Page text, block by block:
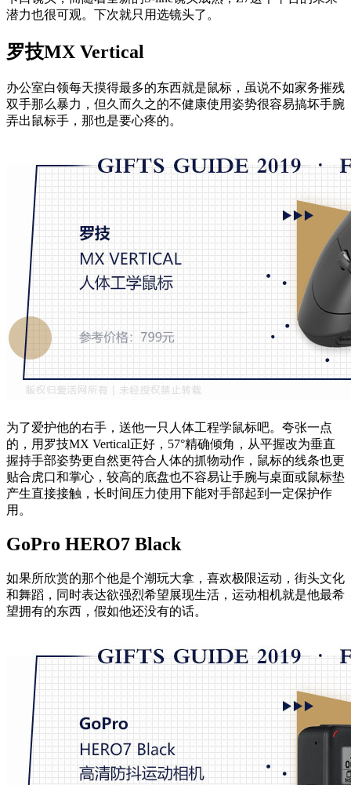
潜力也很可观。下次就只用选镜头了。
罗技MX Vertical
办公室白领每天摸得最多的东西就是鼠标，虽说不如家务摧残
双手那么暴力，但久而久之的不健康使用姿势很容易搞坏手腕
弄出鼠标手，那也是要心疼的。
为了爱护他的右手，送他一只人体工程学鼠标吧。夸张一点
的，用罗技MX Vertical正好，57°精确倾角，从平握改为垂直
握持手部姿势更自然更符合人体的抓物动作，鼠标的线条也更
贴合虎口和掌心，较高的底盘也不容易让手腕与桌面或鼠标垫
产生直接接触，长时间压力使用下能对手部起到一定保护作
用。
GoPro HERO7 Black
如果所欣赏的那个他是个潮玩大拿，喜欢极限运动，街头文化
和舞蹈，同时表达欲强烈希望展现生活，运动相机就是他最希
望拥有的东西，假如他还没有的话。